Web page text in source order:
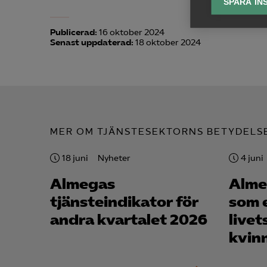


visa
SPARA
Publicerad: 16 oktober 2024
Senast uppdaterad: 18 oktober 2024
MER OM TJÄNSTESEKTORNS
18 juni Nyheter
Almegas
tjänsteindikator för
andra kvartalet 2026
4 juni
som